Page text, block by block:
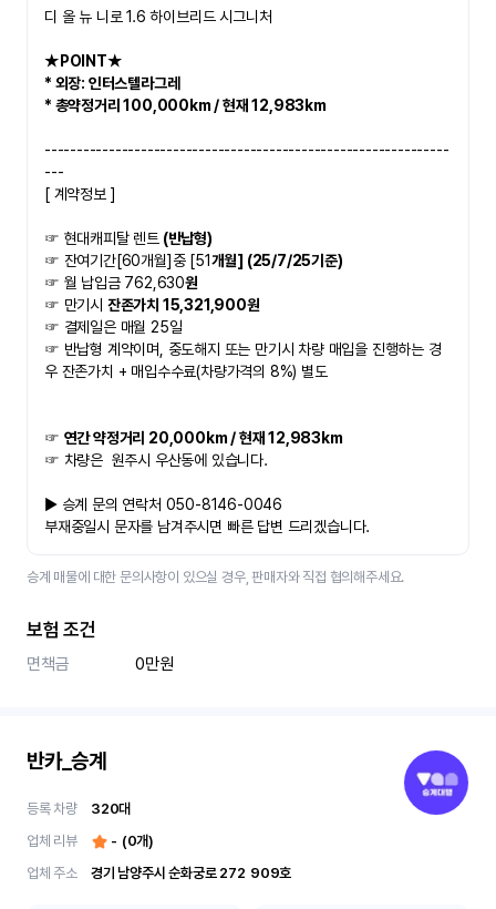
디 올 뉴 니로 1.6 하이브리드 시그니처
★POINT★
* 외장: 인터스텔라그레
* 총약정거리 100,000km / 현재 12,983km
---------------------------------------------------------------
---
[ 계약정보 ]
☞ 현대캐피탈 렌트 (반납형)
☞ 잔여기간[60개월]중 [51개월] (25/7/25기준)
☞ 월 납입금 762,630원
☞ 만기시 잔존가치 15,321,900원
☞ 결제일은 매월 25일
☞ 반납형 계약이며, 중도해지 또는 만기시 차량 매입을 진행하는 경
우 잔존가치 + 매입수수료(차량가격의 8%) 별도
☞ 연간 약정거리 20,000km / 현재 12,983km
☞ 차량은  원주시 우산동에 있습니다.
▶ 승계 문의 연락처 050-8146-0046
부재중일시 문자를 남겨주시면 빠른 답변 드리겠습니다.
승계 매물에 대한 문의사항이 있으실 경우, 판매자와 직접 협의해주세요.
보험 조건
면책금 0만원
반카_승계
등록 차량 320대
업체 리뷰
- (0개)
업체 주소
경기 남양주시 순화궁로 272	909호